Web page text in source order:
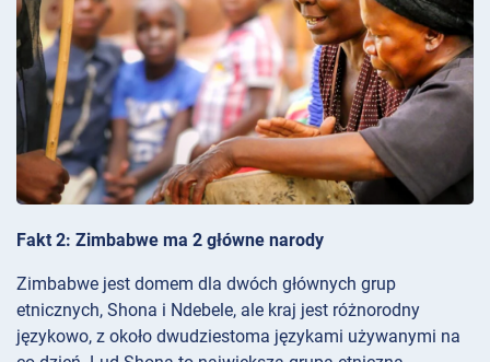
Fakt 2: Zimbabwe ma 2 główne narody
Zimbabwe jest domem dla dwóch głównych grup
etnicznych, Shona i Ndebele, ale kraj jest różnorodny
językowo, z około dwudziestoma językami używanymi na